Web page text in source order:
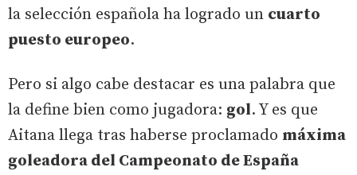
la selección española ha logrado un cuarto
puesto europeo.
Pero si algo cabe destacar es una palabra que
la define bien como jugadora: gol. Y es que
Aitana llega tras haberse proclamado máxima
goleadora del Campeonato de España